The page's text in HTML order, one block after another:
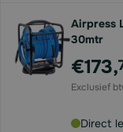
Airpress
30mtr
€173,
Direct